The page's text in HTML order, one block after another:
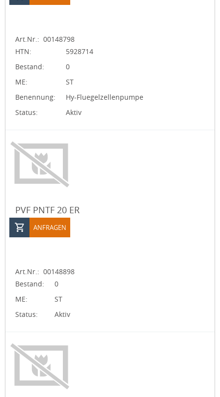
Art.Nr.: 00148798
HTN:
5928714
Bestand:
0
ME:
ST
Benennung:
Hy-Fluegelzellenpumpe
Status:
Aktiv
PVF PNTF 20 ER
ANFRAGEN
Art.Nr.: 00148898
Bestand:
0
ME:
ST
Status:
Aktiv